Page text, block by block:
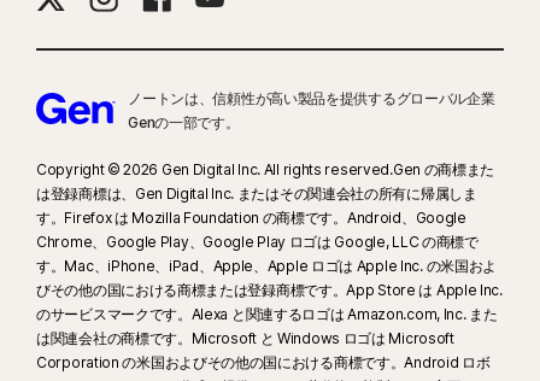
ノートンは、信頼性が高い製品を提供するグローバル企業
Genの一部です。
Copyright © 2026 Gen Digital Inc. All rights reserved.Gen の商標また
は登録商標は、Gen Digital Inc. またはその関連会社の所有に帰属しま
す。Firefox は Mozilla Foundation の商標です。Android、Google
Chrome、Google Play、Google Play ロゴは Google, LLC の商標で
す。Mac、iPhone、iPad、Apple、Apple ロゴは Apple Inc. の米国およ
びその他の国における商標または登録商標です。App Store は Apple Inc.
のサービスマークです。Alexa と関連するロゴは Amazon.com, Inc. また
は関連会社の商標です。Microsoft と Windows ロゴは Microsoft
Corporation の米国およびその他の国における商標です。Android ロボ